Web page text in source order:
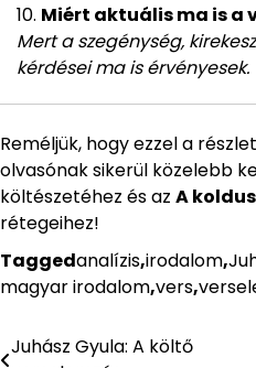
Miért aktuális ma is a
Mert a szegénység,
kérdései ma is érvényesek.
Reméljük, hogy ezzel a
olvasónak sikerül közelebb
költészetéhez és az A
rétegeihez!
Taggedanalízis,irodalom,
magyar irodalom,vers,
Bejegyzés
Juhász Gyula: A költő